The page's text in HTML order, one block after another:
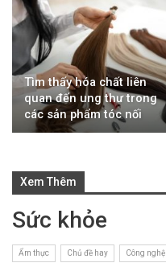
Tìm thấy hóa chất liên
quan đến ung thư trong
các sản phẩm tóc nối
Xem Thêm
Sức khỏe
Ẩm thực Chủ đề hay Công nghệ